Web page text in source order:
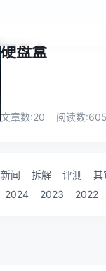
硬盘盒
文章数:20 阅读数:
新闻 拆解 评测 其
2024 2023 2022